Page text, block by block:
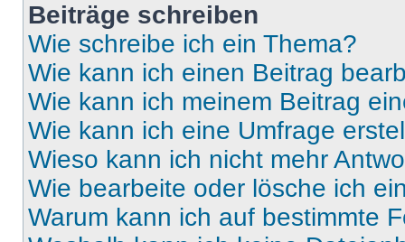
Beiträge schreiben
Wie schreibe ich ein Thema?
Wie kann ich einen Beitrag
Wie kann ich meinem Beitrag
Wie kann ich eine Umfrage
Wieso kann ich nicht mehr
Wie bearbeite oder lösche ich
Warum kann ich auf bestimmte